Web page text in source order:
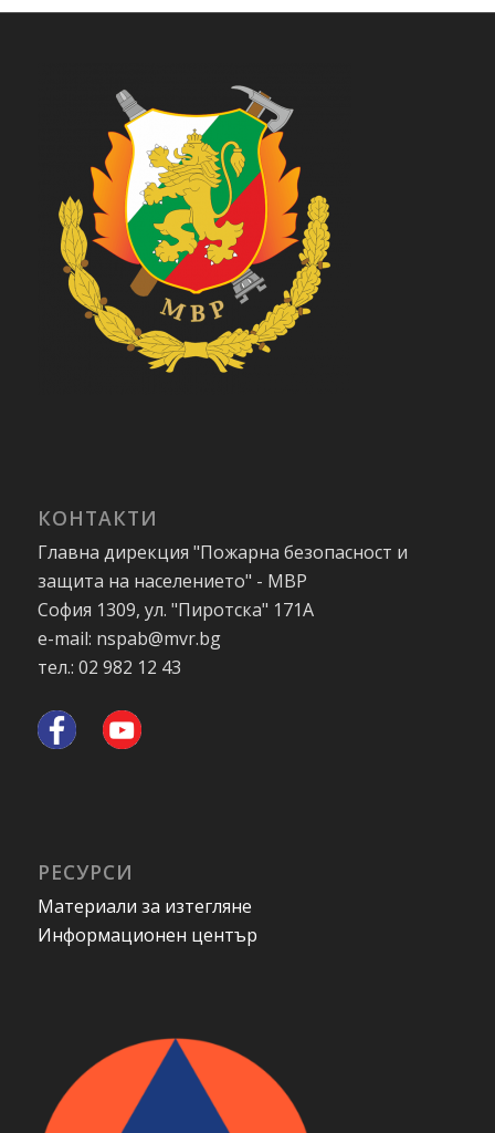
КОНТАКТИ
Главна дирекция "Пожарна безопасност и
защита на населението" - МВР
София 1309, ул. "Пиротска" 171А
e-mail: nspab@mvr.bg
тел.: 02 982 12 43
РЕСУРСИ
Материали за изтегляне
Информационен център